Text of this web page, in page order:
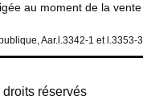
au moment de la vente
Aar.l.3342-1 et l.3353-3
réservés